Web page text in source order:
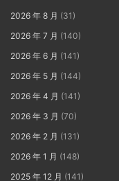
2026 年 8 月 (31)
2026 年 7 月 (140)
2026 年 6 月 (141)
2026 年 5 月 (144)
2026 年 4 月 (141)
2026 年 3 月 (70)
2026 年 2 月 (131)
2026 年 1 月 (148)
2025 年 12 月 (141)